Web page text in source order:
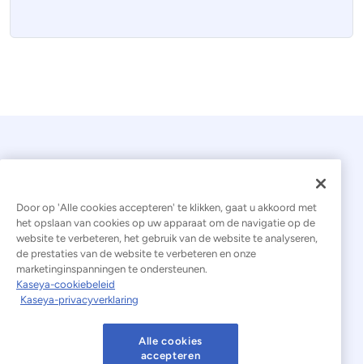
© 2026 Kaseya. Alle rechten voorbehouden.
Nederlands
Verklaring inzake moderne slavernij
Gebruiksvoorwaarden van de website
Door op 'Alle cookies accepteren' te klikken, gaat u akkoord met
het opslaan van cookies op uw apparaat om de navigatie op de
website te verbeteren, het gebruik van de website te analyseren,
de prestaties van de website te verbeteren en onze
marketinginspanningen te ondersteunen.
Kaseya-cookiebeleid
Kaseya-privacyverklaring
Alle cookies
accepteren